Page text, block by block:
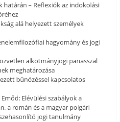
határán – Reflexiók az indokolási
alá helyezett személyek
hagyomány és jogi
alkotmányjogi panasszal
meghatározása
bűnözéssel kapcsolatos
Elévülési szabályok a
a román és a magyar polgári
jogi tanulmány